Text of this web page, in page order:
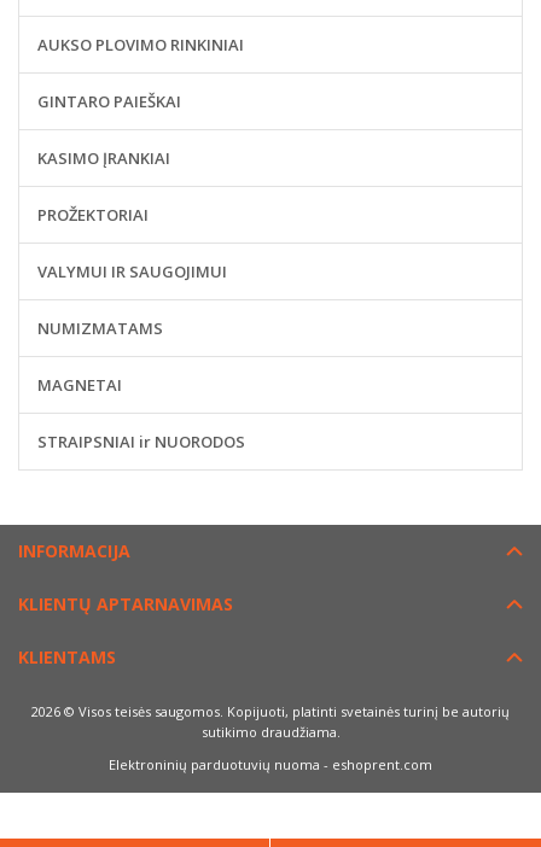
AUKSO PLOVIMO RINKINIAI
GINTARO PAIEŠKAI
KASIMO ĮRANKIAI
PROŽEKTORIAI
VALYMUI IR SAUGOJIMUI
NUMIZMATAMS
MAGNETAI
STRAIPSNIAI ir NUORODOS
INFORMACIJA
KLIENTŲ APTARNAVIMAS
KLIENTAMS
2026 © Visos teisės saugomos. Kopijuoti, platinti svetainės turinį be autorių
sutikimo draudžiama.
Elektroninių parduotuvių nuoma - eshoprent.com